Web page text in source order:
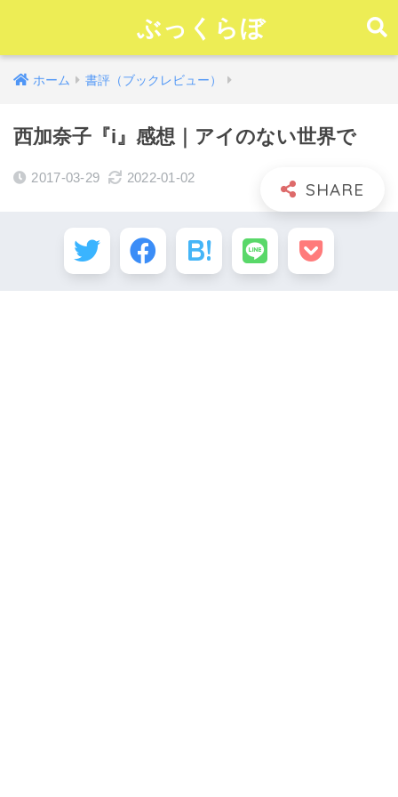
ぶっくらぼ
ホーム 書評（ブックレビュー）
西加奈子『i』感想｜アイのない世界で
2017-03-29 2022-01-02